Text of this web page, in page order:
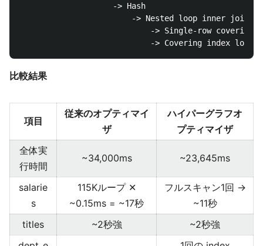
                    -> Hash
-> Nested loop inner join
-> Single-row covering
比較結果
項目
従来のオプティマイ
ザ
ハイパーグラフオ
プティマイザ
全体実
行時間
~34,000ms ~23,645ms
salarie
s
115Kループ ✕
~0.15ms = ~17秒
フルスキャン1回 →
~11秒
titles
~2秒強
~2秒強